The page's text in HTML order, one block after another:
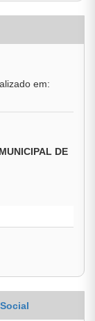
em:
DE